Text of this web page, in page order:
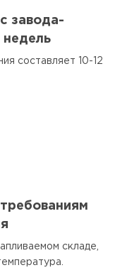
завода-
недель
составляет 10-12
складе,